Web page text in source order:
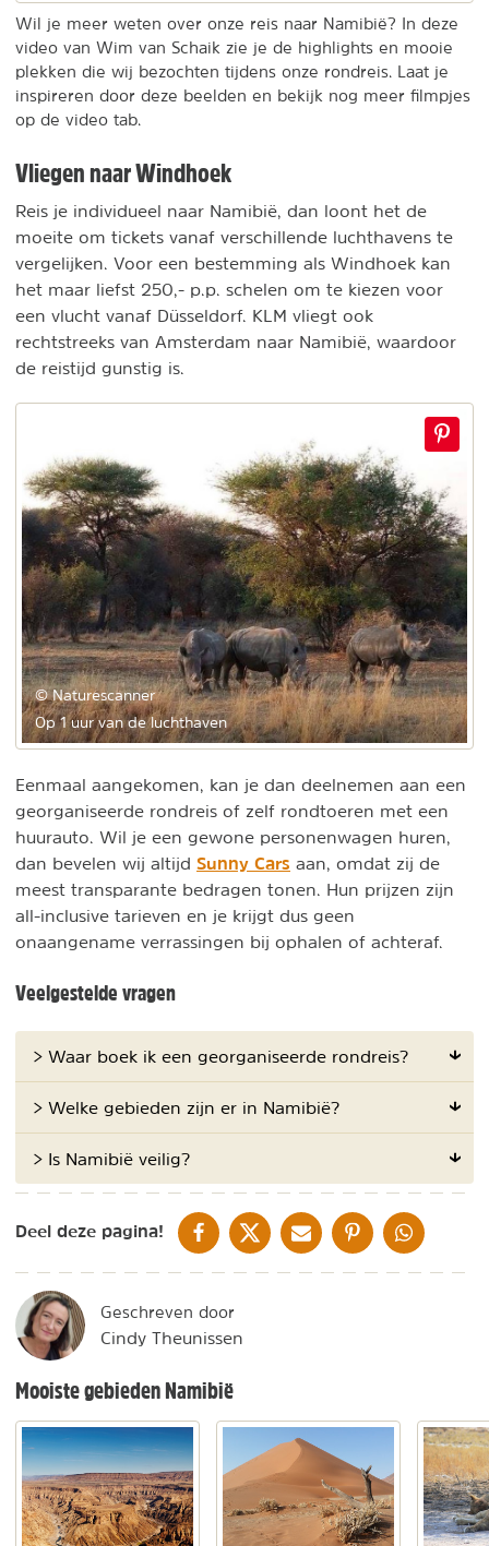
Wil je meer weten over onze reis naar Namibië? In deze
video van Wim van Schaik zie je de highlights en mooie
plekken die wij bezochten tijdens onze rondreis. Laat je
inspireren door deze beelden en bekijk nog meer filmpjes
op de video tab.
Vliegen naar Windhoek
Reis je individueel naar Namibië, dan loont het de
moeite om tickets vanaf verschillende luchthavens te
vergelijken. Voor een bestemming als Windhoek kan
het maar liefst 250,- p.p. schelen om te kiezen voor
een vlucht vanaf Düsseldorf. KLM vliegt ook
rechtstreeks van Amsterdam naar Namibië, waardoor
de reistijd gunstig is.
© Naturescanner
Op 1 uur van de luchthaven
Eenmaal aangekomen, kan je dan deelnemen aan een
georganiseerde rondreis of zelf rondtoeren met een
huurauto. Wil je een gewone personenwagen huren,
dan bevelen wij altijd Sunny Cars aan, omdat zij de
meest transparante bedragen tonen. Hun prijzen zijn
all-inclusive tarieven en je krijgt dus geen
onaangename verrassingen bij ophalen of achteraf.
Veelgestelde vragen
> Waar boek ik een georganiseerde rondreis?
> Welke gebieden zijn er in Namibië?
> Is Namibië veilig?
Deel deze pagina! DELEN OP FACEBOOK
DELEN OP XDELEN VIA DE MAIL
DELEN OP PINTEREST
DELEN OP
Geschreven door
Cindy Theunissen
Mooiste gebieden Namibië